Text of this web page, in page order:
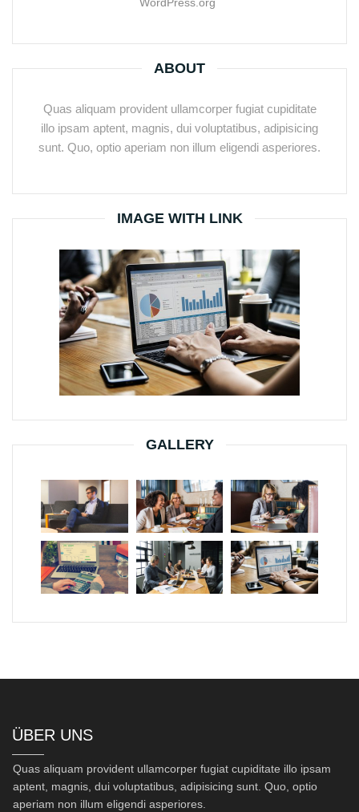
WordPress.org
ABOUT
Quas aliquam provident ullamcorper fugiat cupiditate
illo ipsam aptent, magnis, dui voluptatibus, adipisicing
sunt. Quo, optio aperiam non illum eligendi asperiores.
IMAGE WITH LINK
GALLERY
ÜBER UNS
Quas aliquam provident ullamcorper fugiat cupiditate illo ipsam
aptent, magnis, dui voluptatibus, adipisicing sunt. Quo, optio
aperiam non illum eligendi asperiores.